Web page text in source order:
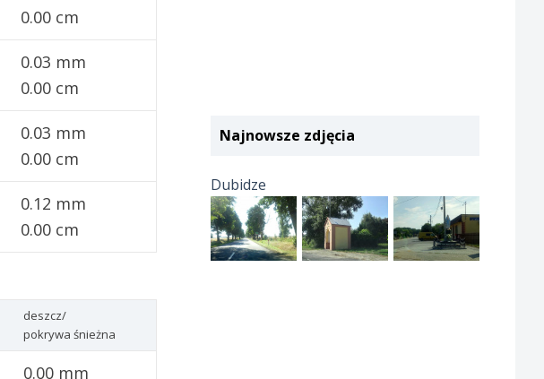
0.00 cm
0.03 mm
0.00 cm
0.03 mm
0.00 cm
0.12 mm
0.00 cm
deszcz/
pokrywa śnieżna
0.00 mm
Najnowsze zdjęcia
Dubidze